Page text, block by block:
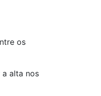
os
alta nos